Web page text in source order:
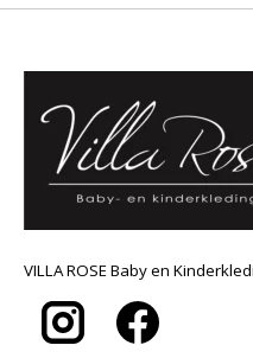
VILLA ROSE Baby en